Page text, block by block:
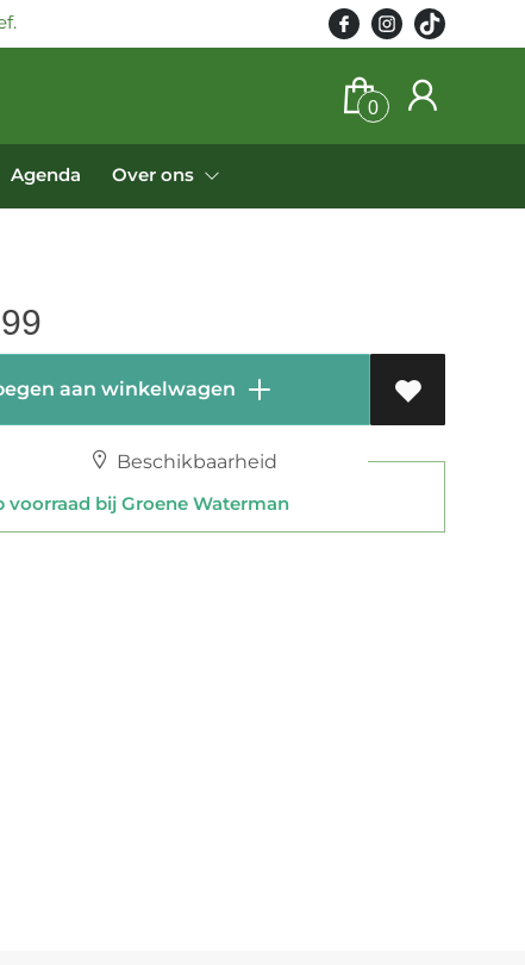
0
Agenda Over ons
aan winkelwagen
Beschikbaarheid
voorraad bij Groene Waterman